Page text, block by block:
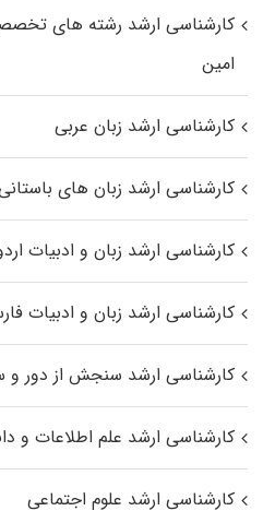
کارشناسی ارشد رﺷﺘﻪ ﻫﺎی
اﻣﻴﻦ
کارشناسی ارشد زبان عربی
کارشناسی ارشد زبان‌ های
کارشناسی ارشد زبان و ادبیات
کارشناسی ارشد زبان و ادبیات
کارشناسی ارشد سنجش از دور و
کارشناسی ارشد علم اطلاعات و
کارشناسی ارشد علوم اجتماعی